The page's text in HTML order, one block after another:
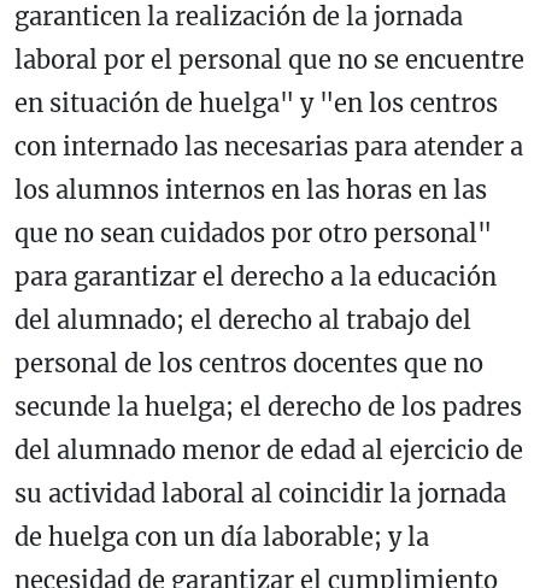
garanticen la realización de la jornada
laboral por el personal que no se encuentre
en situación de huelga" y "en los centros
con internado las necesarias para atender a
los alumnos internos en las horas en las
que no sean cuidados por otro personal"
para garantizar el derecho a la educación
del alumnado; el derecho al trabajo del
personal de los centros docentes que no
secunde la huelga; el derecho de los padres
del alumnado menor de edad al ejercicio de
su actividad laboral al coincidir la jornada
de huelga con un día laborable; y la
necesidad de garantizar el cumplimiento